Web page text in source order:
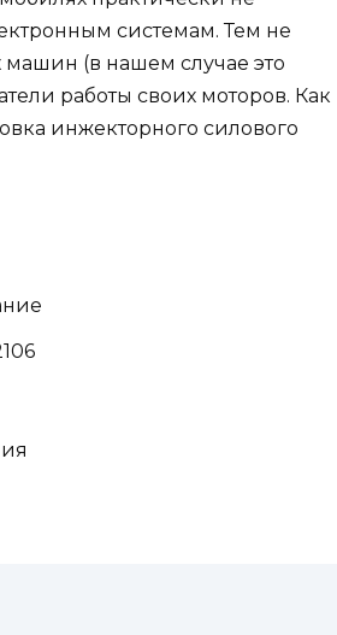
системам. Тем не
машин (в нашем случае это
работы своих моторов. Как
инжекторного силового